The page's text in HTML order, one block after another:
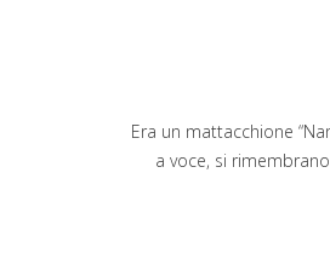
Era un mattacchione
a voce, si